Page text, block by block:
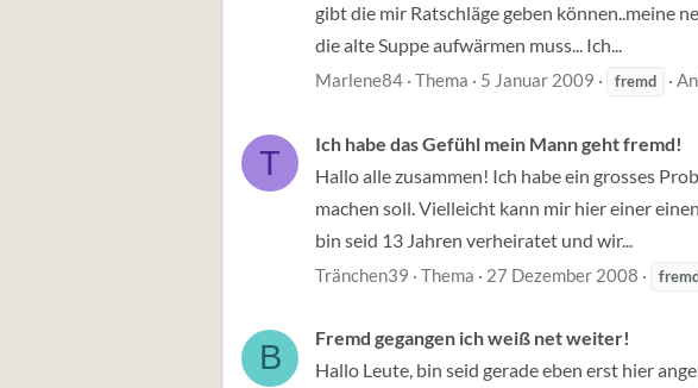
gibt die mir Ratschläge geben können..meine
die alte Suppe aufwärmen muss... Ich...
Marlene84 Thema 5 Januar 2009 fremd
T
Ich habe das Gefühl mein Mann geht fremd!
Hallo alle zusammen! Ich habe ein grosses
machen soll. Vielleicht kann mir hier einer
bin seid 13 Jahren verheiratet und wir...
Tränchen39 Thema 27 Dezember 2008
B
Fremd gegangen ich weiß net weiter!
Hallo Leute, bin seid gerade eben erst hier